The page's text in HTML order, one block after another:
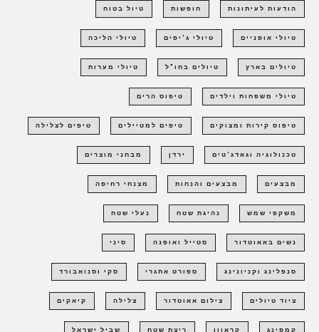
הודעות לעיתונות חופשות טיול בטוח
טיולי אופניים טיולי ג'יפים טיולי הליכה
טיולים בארץ טיולים בחו"ל טיולי מערות
טיולי משפחות וילדים טיפוס הרים
טיפוס קירות ומצוקים טיפים למטיילים טיפים לצלילה
טכנולוגיה וגאדג'טים ירדן מבחני מוצרים
מבצעים מבצעים והנחות מצנחי רחיפה
משקפי שמש נהיגת שטח נעלי שטח
נשים באאוטדור סטייל ואופנה סיני
סנפלינג וקניונינג ספורט אתגרי סקי וסנואבורד
ציוד טיולים צילום אאוטדור צלילה קיאקים
קמפינג קראוון ריצת שטח שביל ישראל